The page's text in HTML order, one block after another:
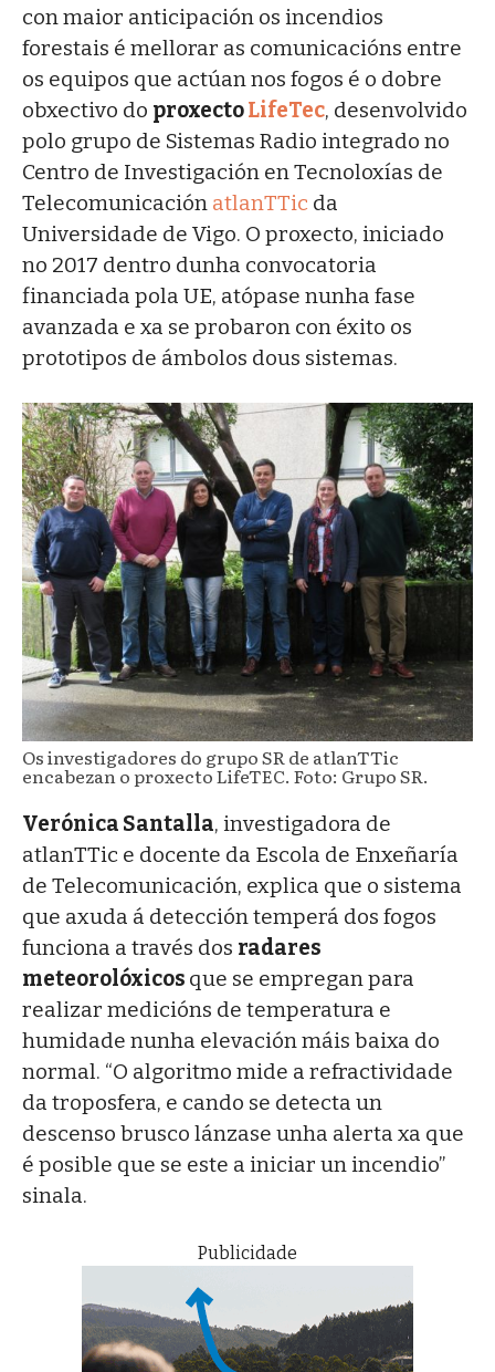
con maior anticipación os incendios
forestais é mellorar as comunicacións entre
os equipos que actúan nos fogos é o dobre
obxectivo do proxectoLifeTec, desenvolvido
polo grupo de Sistemas Radio integrado no
Centro de Investigación en Tecnoloxías de
Telecomunicación atlanTTic da
Universidade de Vigo. O proxecto, iniciado
no 2017 dentro dunha convocatoria
financiada pola UE, atópase nunha fase
avanzada e xa se probaron con éxito os
prototipos de ámbolos dous sistemas.
Os investigadores do grupo SR de atlanTTic
encabezan o proxecto LifeTEC. Foto: Grupo SR.
Verónica Santalla, investigadora de
atlanTTic e docente da Escola de Enxeñaría
de Telecomunicación, explica que o sistema
que axuda á detección temperá dos fogos
funciona a través dos radares
meteorolóxicos que se empregan para
realizar medicións de temperatura e
humidade nunha elevación máis baixa do
normal. “O algoritmo mide a refractividade
da troposfera, e cando se detecta un
descenso brusco lánzase unha alerta xa que
é posible que se este a iniciar un incendio”
sinala.
Publicidade